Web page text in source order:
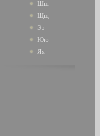
Шш
Щщ
Ээ
Юю
Яя